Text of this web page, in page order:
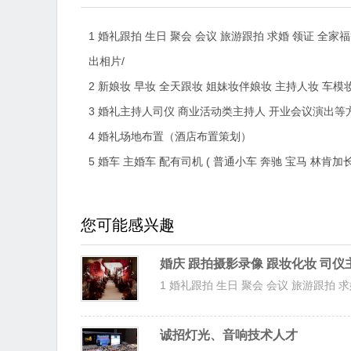
1 婚礼跟拍 生日 聚会 会议 旅游跟拍 求婚 领证 全家
出相片/
2 新娘妆 早妆 全天跟妆 姐妹妆伴娘妆 主持人妆 车
3 婚礼主持人司仪 商业活动类主持人 开业会议演出
4 婚礼场地布置（酒店布置策划）
5 婚车 主婚车 配有司机 ( 普通小车 奔驰 宝马 林肯加
您可能感兴趣
婚庆 跟拍摄影录像 跟妆化妆 司仪
1 婚礼跟拍 生日 聚会 会议 旅游跟拍
诚招灯光、音响技术人才